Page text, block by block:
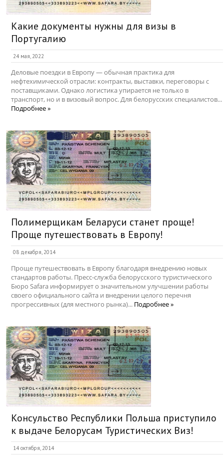
Какие документы нужны для визы в
Португалию
24 мая, 2022
Деловые поездки в Европу — обычная практика для
нефтехимической отрасли: контракты, выставки, переговоры с
поставщиками. Однако логистика упирается не только в
транспорт, но и в визовый вопрос. Для белорусских специалистов...
Подробнее »
Полимерщикам Беларуси станет проще!
Проще путешествовать в Европу!
08 декабря, 2014
Проще путешествовать в Европу благодаря внедрению новых
стандартов работы. Пресс-служба белорусского туристического
Бюро Safara информирует о значительном улучшении работы
своего официального сайта и внедрении целого перечня
прогрессивных (для местного рынка)... Подробнее »
Консульство Республики Польша приступило
к выдаче Белорусам Туристических Виз!
14 октября, 2014